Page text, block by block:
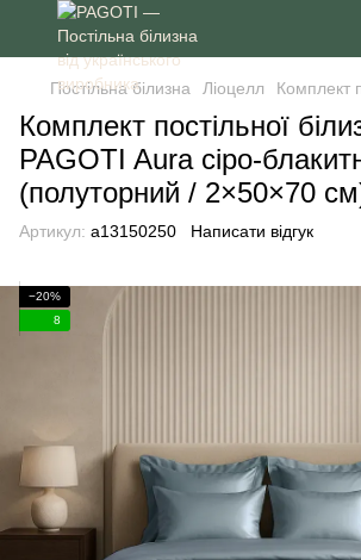
Постільна білизна Ліоцелл Комплект
Комплект постільної
PAGOTI Aura сіро-
(полуторний / 2×50×70
Артикул: a13150250 Написати відгук
−20%
8